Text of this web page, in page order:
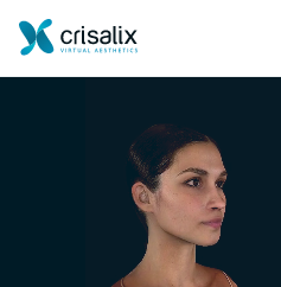
外科医ホーム